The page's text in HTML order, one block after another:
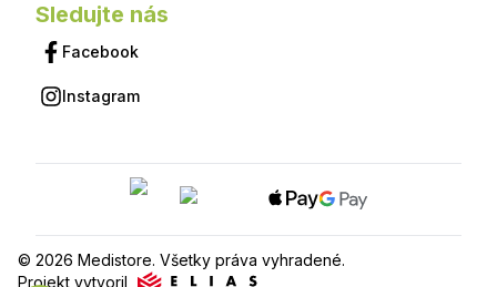
Sledujte nás
Facebook
Instagram
© 2026 Medistore. Všetky práva vyhradené.
Projekt vytvoril